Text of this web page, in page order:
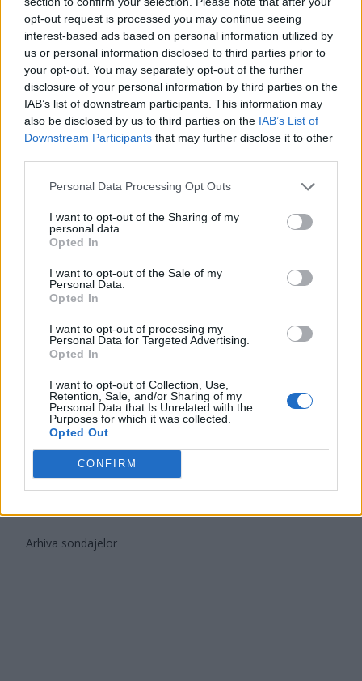
opt-out request is processed you may continue seeing
interest-based ads based on personal information utilized by
us or personal information disclosed to third parties prior to
your opt-out. You may separately opt-out of the further
disclosure of your personal information by third parties on the
IAB’s list of downstream participants. This information may
also be disclosed by us to third parties on the IAB’s List of
Downstream Participants that may further disclose it to other
Personal Data Processing Opt Outs
I want to opt-out of the Sharing of my
personal data.
Opted In
I want to opt-out of the Sale of my
Personal Data.
Opted In
I want to opt-out of processing my
Personal Data for Targeted Advertising.
Opted In
I want to opt-out of Collection, Use,
Retention, Sale, and/or Sharing of my
Personal Data that Is Unrelated with the
Purposes for which it was collected.
Opted Out
CONFIRM
AUR
UDMR
PMP (Tomac)
Forța Dreptei (L. Orban)
PNȚMM
REPER
PACE (Peia)
Acțiunea Conservatoare (Târziu)
PDF (Lazarus)
PUSL (D. Voiculescu)
PNȚCD (Pavelescu)
PNCR (Terheș)
FAR (Coarnă)
România pe Primul Loc (Ponta)
Altul
Arhiva sondajelor